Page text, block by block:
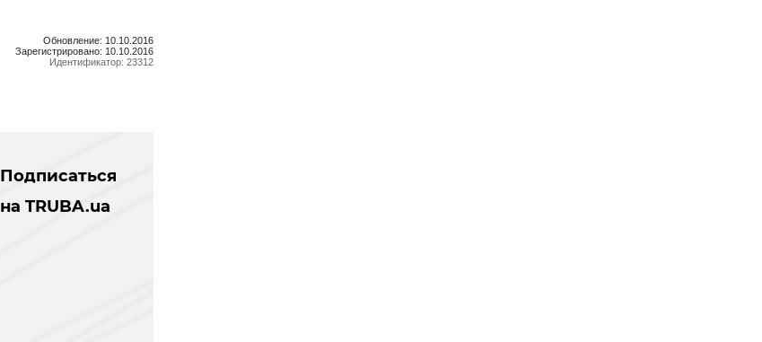
Обновление: 10.10.2016
Зарегистрировано: 10.10.2016
Идентификатор: 23312
Подписаться
на TRUBA.ua